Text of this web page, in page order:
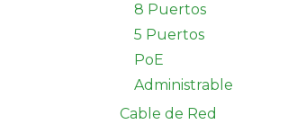
8 Puertos
5 Puertos
PoE
Administrable
Cable de Red